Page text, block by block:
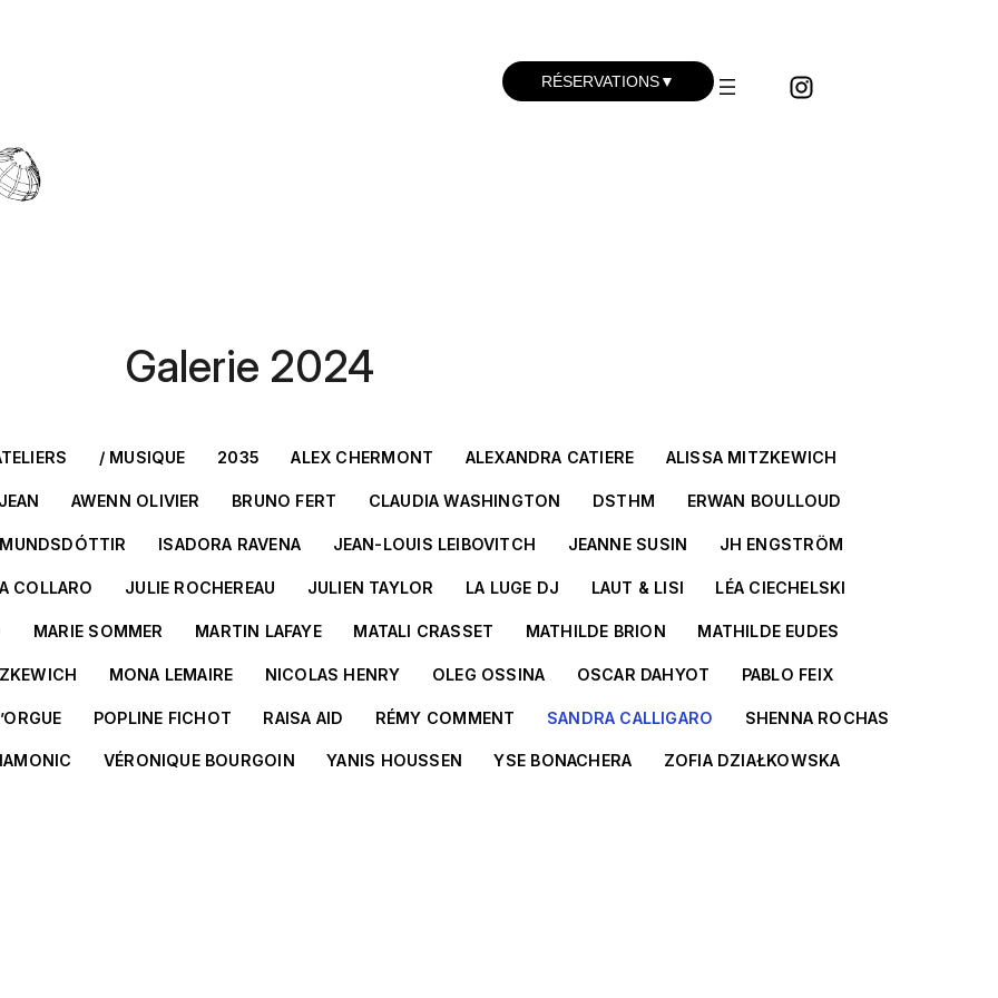
RÉSERVATIONS▼
Galerie 2024
/ MUSIQUE 2035 ALEX CHERMONT ALEXANDRA CATIERE ALISSA MITZKEWICH
AWENN OLIVIER BRUNO FERT CLAUDIA WASHINGTON DSTHM ERWAN BOULLOUD
ISADORA RAVENA JEAN-LOUIS LEIBOVITCH JEANNE SUSIN JH ENGSTRÖM
COLLARO JULIE ROCHEREAU JULIEN TAYLOR LA LUGE DJ LAUT & LISI LÉA CIECHELSKI
MARIE SOMMER MARTIN LAFAYE MATALI CRASSET MATHILDE BRION MATHILDE EUDES
MONA LEMAIRE NICOLAS HENRY OLEG OSSINA OSCAR DAHYOT PABLO FEIX
POPLINE FICHOT RAISA AID RÉMY COMMENT SANDRA CALLIGARO SHENNA ROCHAS
VÉRONIQUE BOURGOIN YANIS HOUSSEN YSE BONACHERA ZOFIA DZIAŁKOWSKA